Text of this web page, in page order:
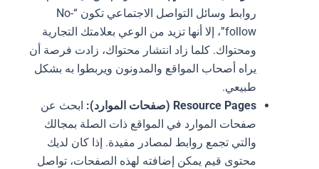
روابط وسائل التواصل الاجتماعي تكون “No-
follow”، إلا أنها تزيد من الوعي بعلامتك التجارية
ومحتواك. كلما زاد انتشار محتواك، زادت فرصة أن
يراه أصحاب المواقع والمدونون ويربطوا به بشكل
طبيعي.
Resource Pages (صفحات الموارد):
ابحث عن
صفحات الموارد في المواقع ذات الصلة بمجالك
والتي تجمع روابط لمصادر مفيدة. إذا كان لديك
محتوى قيم يمكن إضافته لهذه الصفحات، تواصل